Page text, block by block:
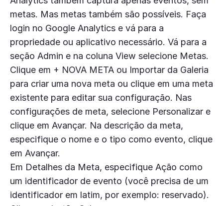
metas. Mas metas também são possíveis. Faça
login no Google Analytics e vá para a
propriedade ou aplicativo necessário. Vá para a
seção Admin e na coluna View selecione Metas.
Clique em + NOVA META ou Importar da Galeria
para criar uma nova meta ou clique em uma meta
existente para editar sua configuração. Nas
configurações de meta, selecione Personalizar e
clique em Avançar. Na descrição da meta,
especifique o nome e o tipo como evento, clique
em Avançar.
Em Detalhes da Meta, especifique Ação como
um identificador de evento (você precisa de um
identificador em latim, por exemplo: reservado).